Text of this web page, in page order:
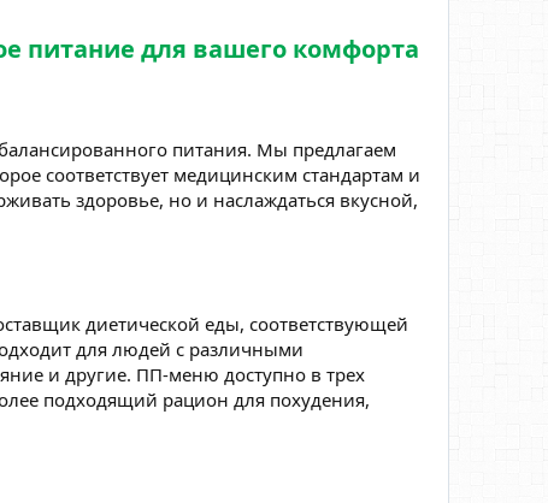
питание для вашего комфорта
питания. Мы предлагаем
соответствует медицинским стандартам и
здоровье, но и наслаждаться вкусной,
диетической еды, соответствующей
для людей с различными
и другие. ПП-меню доступно в трех
подходящий рацион для похудения,